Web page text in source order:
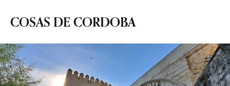
COSAS DE CORDOBA